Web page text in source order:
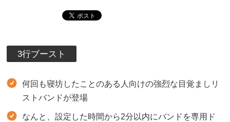
3行ブースト
何回も寝坊したことのある人向けの強烈な目覚ましリ
ストバンドが登場
なんと、設定した時間から2分以内にバンドを専用ド